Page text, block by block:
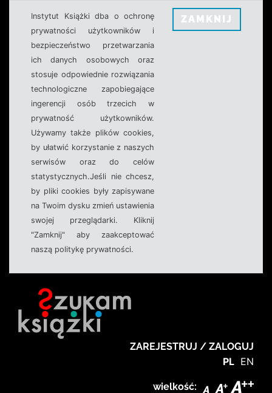
Instytut Książki dba o ochronę
prywatności użytkowników i
bezpieczeństwo przetwarzania
ich danych osobowych oraz
stosuje odpowiednie rozwiązania
technologiczne zapobiegające
ingerencji osób trzecich w
prywatność użytkowników.
Używamy także plików cookies,
by ułatwić korzystanie z naszych
serwisów oraz do celów
statystycznych.Jeśli nie chcesz,
by pliki cookies były zapisywane
na Twoim dysku zmień ustawienia
swojej przeglądarki. Kliknij
"Zamknij" aby zaakceptować
naszą politykę prywatności.
ZAMKNIJ
ZAREJESTRUJ / ZALOGUJ
PL EN
wielkość: